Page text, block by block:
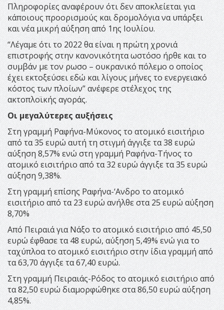
Πληροφορίες αναφέρουν ότι δεν αποκλείεται για
κάποιους προορισμούς και δρομολόγια να υπάρξει
και νέα μικρή αύξηση από 1ης Ιουλίου.
“Λέγαμε ότι το 2022 θα είναι η πρώτη χρονιά
επιστροφής στην κανονικότητα ωστόσο ήρθε και το
συμβάν με τον ρωσο – ουκρανικό πόλεμο ο οποίος
έχει εκτοξεύσει εδώ και λίγους μήνες το ενεργειακό
κόστος των πλοίων” ανέφερε στέλεχος της
ακτοπλοϊκής αγοράς.
Οι μεγαλύτερες αυξήσεις
Στη γραμμή Ραφήνα-Μύκονος το ατομικό εισιτήριο
από τα 35 ευρώ αυτή τη στιγμή άγγιξε τα 38 ευρώ
αύξηση 8,57% ενώ στη γραμμή Ραφήνα-Τήνος το
ατομικό εισιτήριο από τα 32 ευρώ άγγιξε τα 35 ευρώ
αύξηση 9,38%.
Στη γραμμή επίσης Ραφήνα-‘Ανδρο το ατομικό
εισιτήριο από τα 23 ευρώ ανήλθε στα 25 ευρώ αύξηση
8,70%
Από Πειραιά για Νάξο το ατομικό εισιτήριο από 45,50
ευρώ έφθασε τα 48 ευρώ, αύξηση 5,49% ενώ για το
ταχύπλοα το ατομικό εισιτήριο στην ίδια γραμμή από
τα 63,70 άγγιξε τα 67,40 ευρώ.
Στη γραμμή Πειραιάς-Ρόδος το ατομικό εισιτήριο από
τα 82,50 ευρώ διαμορφώθηκε στα 86,50 ευρώ αύξηση
4,85%.